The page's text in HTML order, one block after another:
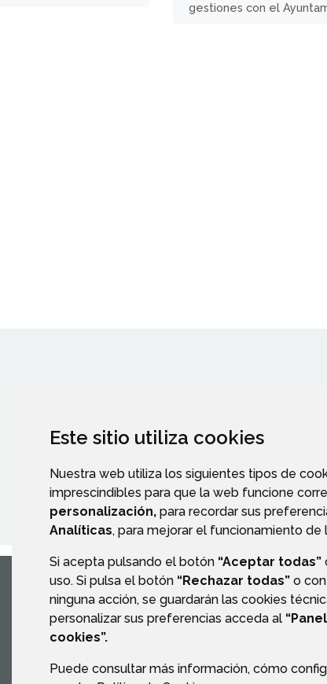
Este sitio utiliza cookies
Nuestra web utiliza los siguientes tipos de
imprescindibles para que la web funcione
personalización, para recordar sus
Analíticas, para mejorar el funcionamiento de
Si acepta pulsando el botón “Aceptar todas”
uso. Si pulsa el botón “Rechazar todas” o
ninguna acción, se guardarán las cookies
personalizar sus preferencias acceda al
cookies”.
Puede consultar más información, cómo
gestiones con el
PORTAL DE TRANSPARENCIA
CONTACTO MAPA WEB AVISO LEGAL POLÍTICA DE